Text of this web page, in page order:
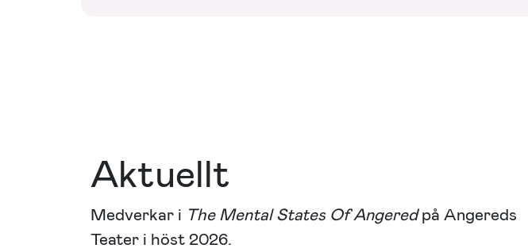
Aktuellt
Medverkar i The Mental States Of Angeredpå Angereds
Teater i höst 2026.